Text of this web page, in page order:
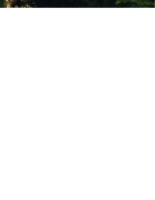
I will be very happy to host you.